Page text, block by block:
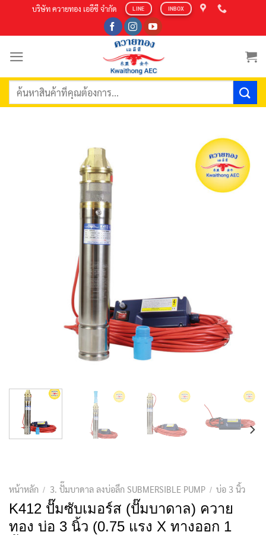
content
บริษัท ควายทอง เออีซี จำกัด LINE INBOX
ค้นหา:
หน้าหลัก / 3. ปั๊มบาดาล ลงบ่อลึก SUBMERSIBLE PUMP / บ่อ 3 นิ้ว
K412 ปั๊มซับเมอร์ส (ปั๊มบาดาล) ควาย
ทอง บ่อ 3 นิ้ว (0.75 แรง X ทางออก 1